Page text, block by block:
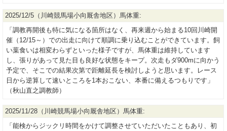
2025/12/5（川崎競馬場小向厩舎地区）馬体重:
「調教再開後も特に気になる箇所はなく、再来週から始まる10回川崎開
催（12/15～）での出走に向けて順調に乗り込むことができています。飼
い葉食いは相変わらずといった様子ですが、馬体重は維持しています
し、張りがあって見た目も良好な状態をキープ。次走もダ900mに向かう
予定で、そこでの結果次第で距離延長を検討しようと思います。レース
日から逆算して速いところを1本おこない、本番に備えるつもりです」
（秋山直之調教師）
2025/11/28（川崎競馬場小向厩舎地区）馬体重:
「能検からジックリ時間をかけて調整させていただいたこともあり、初